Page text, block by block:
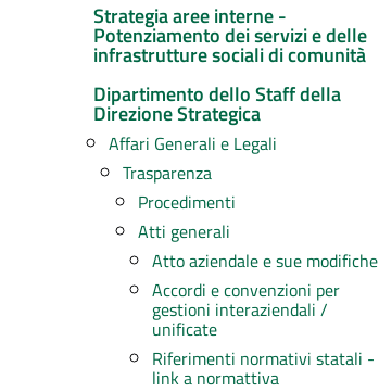
Strategia aree interne -
Potenziamento dei servizi e delle
infrastrutture sociali di comunità
Dipartimento dello Staff della
Direzione Strategica
Affari Generali e Legali
Trasparenza
Procedimenti
Atti generali
Atto aziendale e sue modifiche
Accordi e convenzioni per
gestioni interaziendali /
unificate
Riferimenti normativi statali -
link a normattiva